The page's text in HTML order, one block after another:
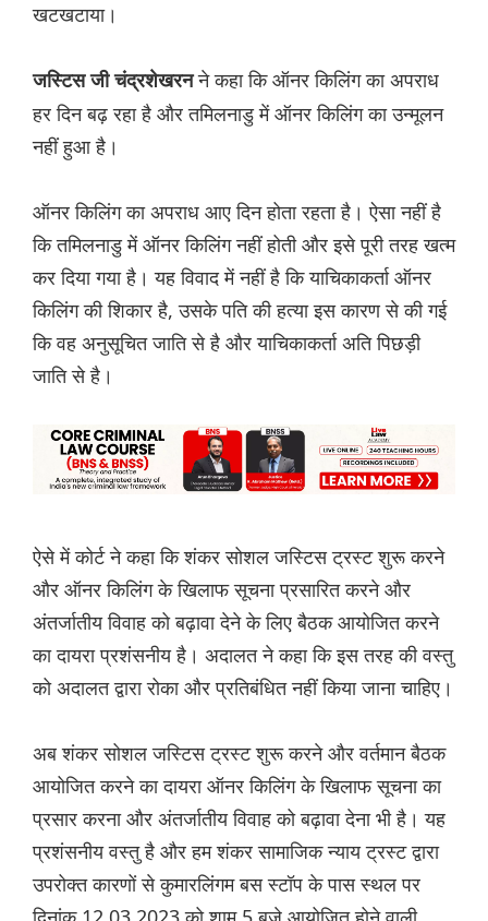
खटखटाया।
जस्टिस जी चंद्रशेखरनने कहा कि ऑनर किलिंग का अपराध
हर दिन बढ़ रहा है और तमिलनाडु में ऑनर किलिंग का उन्मूलन
नहीं हुआ है।
ऑनर किलिंग का अपराध आए दिन होता रहता है। ऐसा नहीं है
कि तमिलनाडु में ऑनर किलिंग नहीं होती और इसे पूरी तरह खत्म
कर दिया गया है। यह विवाद में नहीं है कि याचिकाकर्ता ऑनर
किलिंग की शिकार है, उसके पति की हत्या इस कारण से की गई
कि वह अनुसूचित जाति से है और याचिकाकर्ता अति पिछड़ी
जाति से है।
ऐसे में कोर्ट ने कहा कि शंकर सोशल जस्टिस ट्रस्ट शुरू करने
और ऑनर किलिंग के खिलाफ सूचना प्रसारित करने और
अंतर्जातीय विवाह को बढ़ावा देने के लिए बैठक आयोजित करने
का दायरा प्रशंसनीय है। अदालत ने कहा कि इस तरह की वस्तु
को अदालत द्वारा रोका और प्रतिबंधित नहीं किया जाना चाहिए।
अब शंकर सोशल जस्टिस ट्रस्ट शुरू करने और वर्तमान बैठक
आयोजित करने का दायरा ऑनर किलिंग के खिलाफ सूचना का
प्रसार करना और अंतर्जातीय विवाह को बढ़ावा देना भी है। यह
प्रशंसनीय वस्तु है और हम शंकर सामाजिक न्याय ट्रस्ट द्वारा
उपरोक्त कारणों से कुमारलिंगम बस स्टॉप के पास स्थल पर